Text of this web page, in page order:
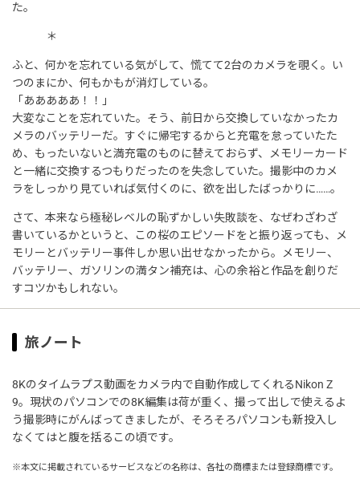
た。
＊
ふと、何かを忘れている気がして、慌てて2台のカメラを覗く。い
つのまにか、何もかもが消灯している。
「あああああ！！」
大変なことを忘れていた。そう、前日から交換していなかったカ
メラのバッテリーだ。すぐに帰宅するからと充電を怠っていたた
め、もったいないと満充電のものに替えておらず、メモリーカード
と一緒に交換するつもりだったのを失念していた。撮影中のカメ
ラをしっかり見ていれば気付くのに、欲を出したばっかりに……。
さて、本来なら極秘レベルの恥ずかしい失敗談を、なぜわざわざ
書いているかというと、この桜のエピソードをと振り返っても、メ
モリーとバッテリー事件しか思い出せなかったから。メモリー、
バッテリー、ガソリンの満タン補充は、心の余裕と作品を創りだ
すコツかもしれない。
旅ノート
8Kのタイムラプス動画をカメラ内で自動作成してくれるNikon Z
9。現状のパソコンでの8K編集は荷が重く、撮って出しで使えるよ
う撮影時にがんばってきましたが、そろそろパソコンも新投入し
なくてはと腹を括るこの頃です。
※本文に掲載されているサービスなどの名称は、各社の商標または登録商標です。